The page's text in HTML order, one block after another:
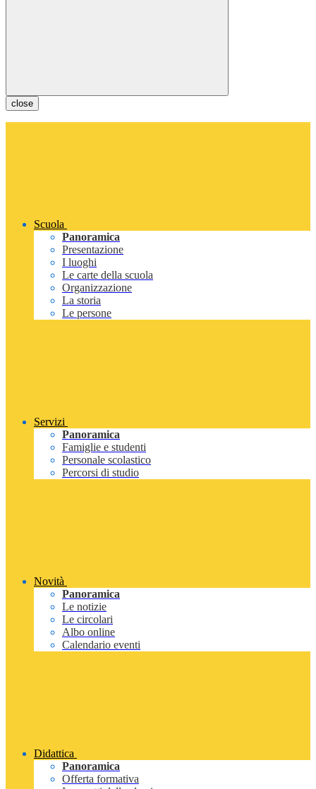
close
Scuola
Panoramica
Presentazione
I luoghi
Le carte della scuola
Organizzazione
La storia
Le persone
Servizi
Panoramica
Famiglie e studenti
Personale scolastico
Percorsi di studio
Novità
Panoramica
Le notizie
Le circolari
Albo online
Calendario eventi
Didattica
Panoramica
Offerta formativa